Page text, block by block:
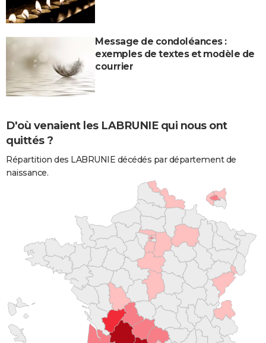
Message de condoléances :
exemples de textes et modèle de
courrier
D'où venaient les LABRUNIE qui nous ont
quittés ?
Répartition des LABRUNIE décédés par département de
naissance.